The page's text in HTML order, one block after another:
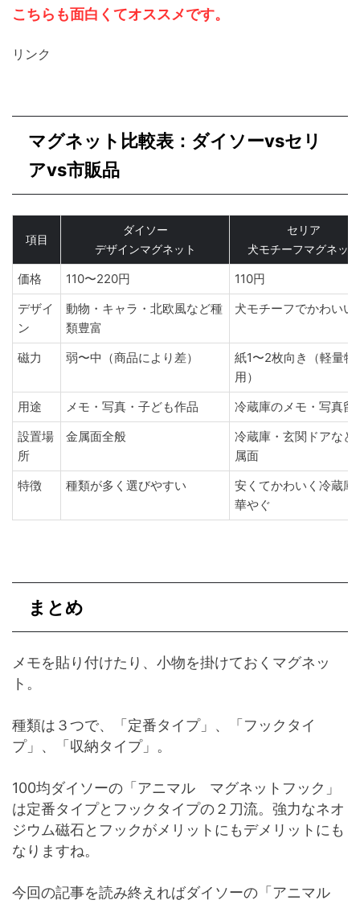
こちらも面白くてオススメです。
リンク
マグネット比較表：ダイソーvsセリ
アvs市販品
項目
ダイソー
デザインマグネット
セリア
犬モチーフマグネット
価格 110〜220円
110円
デザイ
ン
動物・キャラ・北欧風など種
類豊富
犬モチーフでかわいい
磁力 弱〜中（商品により差）
紙1〜2枚向き（軽量物
用）
用途
メモ・写真・子ども作品
冷蔵庫のメモ・写真留
設置場
所
金属面全般
冷蔵庫・玄関ドアなど
属面
特徴
種類が多く選びやすい
安くてかわいく冷蔵庫
華やぐ
まとめ
メモを貼り付けたり、小物を掛けておくマグネッ
ト。
種類は３つで、「定番タイプ」、「フックタイ
プ」、「収納タイプ」。
100均ダイソーの「アニマル マグネットフック」
は定番タイプとフックタイプの２刀流。強力なネオ
ジウム磁石とフックがメリットにもデメリットにも
なりますね。
今回の記事を読み終えればダイソーの「アニマル